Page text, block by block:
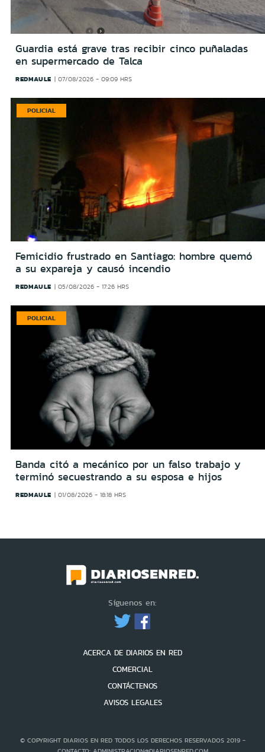
Guardia está grave tras recibir cinco puñaladas
en supermercado de Talca
REDMAULE 07/08/2026 - 09:09 HRS
POLICIAL
Femicidio frustrado en Santiago: hombre quemó
a su expareja y causó incendio
REDMAULE 05/08/2026 - 17:26 HRS
POLICIAL
Banda citó a mecánico por un falso trabajo y
terminó secuestrando a su esposa e hijos
REDMAULE 01/08/2026 - 18:18 HRS
Síguenos en:
ACERCA DE DIARIOS EN RED
COMERCIAL
CONTÁCTENOS
AVISOS LEGALES
© COPYRIGHT DIARIOS EN RED TODOS LOS DERECHOS RESERVADOS 2019 -